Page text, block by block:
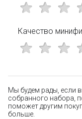
Качество
Мы будем рады, если
собранного набора,
поможет другим
больше.